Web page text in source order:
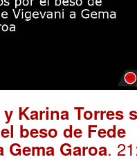
y Karina Torres
beso de Fede
Gema Garoa.